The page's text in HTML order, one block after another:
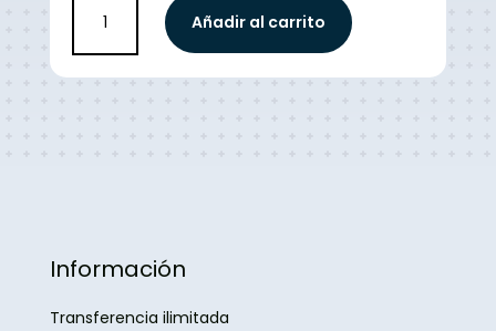
Pyme
cantidad
Añadir al carrito
Información
Transferencia ilimitada